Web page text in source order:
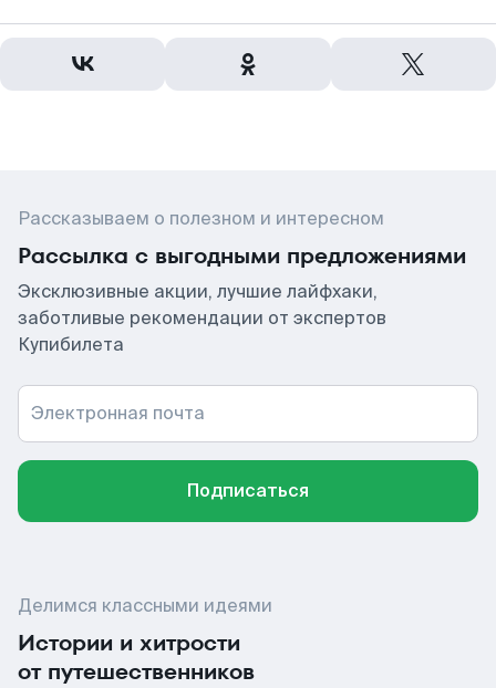
Рассказываем о полезном и интересном
Рассылка с выгодными предложениями
Эксклюзивные акции, лучшие лайфхаки,
заботливые рекомендации от экспертов
Купибилета
Электронная почта
Подписаться
Делимся классными идеями
Истории и хитрости
от путешественников